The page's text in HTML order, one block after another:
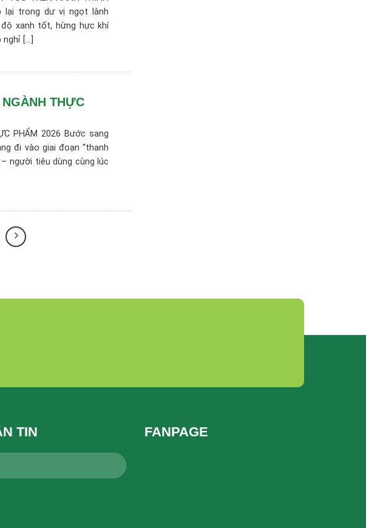
lại trong dư vị ngọt lành
độ xanh tốt, hừng hực khí
[...]
THỰC
PHẨM 2026 Bước sang
đi vào giai đoạn “thanh
người tiêu dùng cùng lúc
TIN FANPAGE